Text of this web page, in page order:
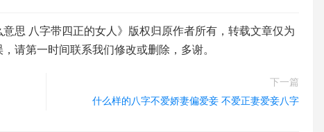
思 八字带四正的女人》版权归原作者所有，转载文章仅为
请第一时间联系我们修改或删除，多谢。
下一篇
什么样的八字不爱娇妻偏爱妾 不爱正妻爱妾八字